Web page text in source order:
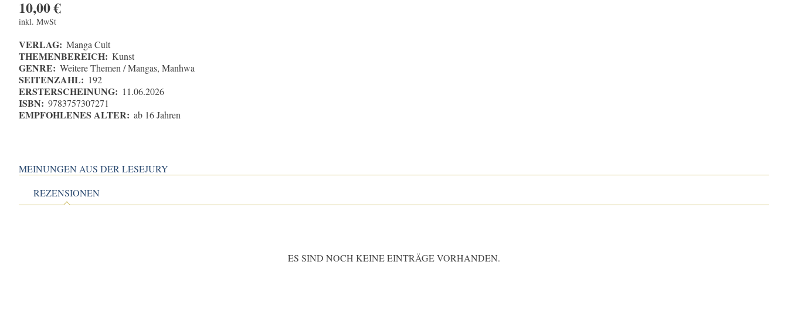
10,00€
inkl. MwSt
VERLAG: Manga Cult
THEMENBEREICH: Kunst
GENRE: Weitere Themen / Mangas, Manhwa
SEITENZAHL: 192
ERSTERSCHEINUNG: 11.06.2026
ISBN: 9783757307271
EMPFOHLENES ALTER: ab 16 Jahren
MEINUNGEN AUS DER LESEJURY
REZENSIONEN
ES SIND NOCH KEINE EINTRÄGE VORHANDEN.